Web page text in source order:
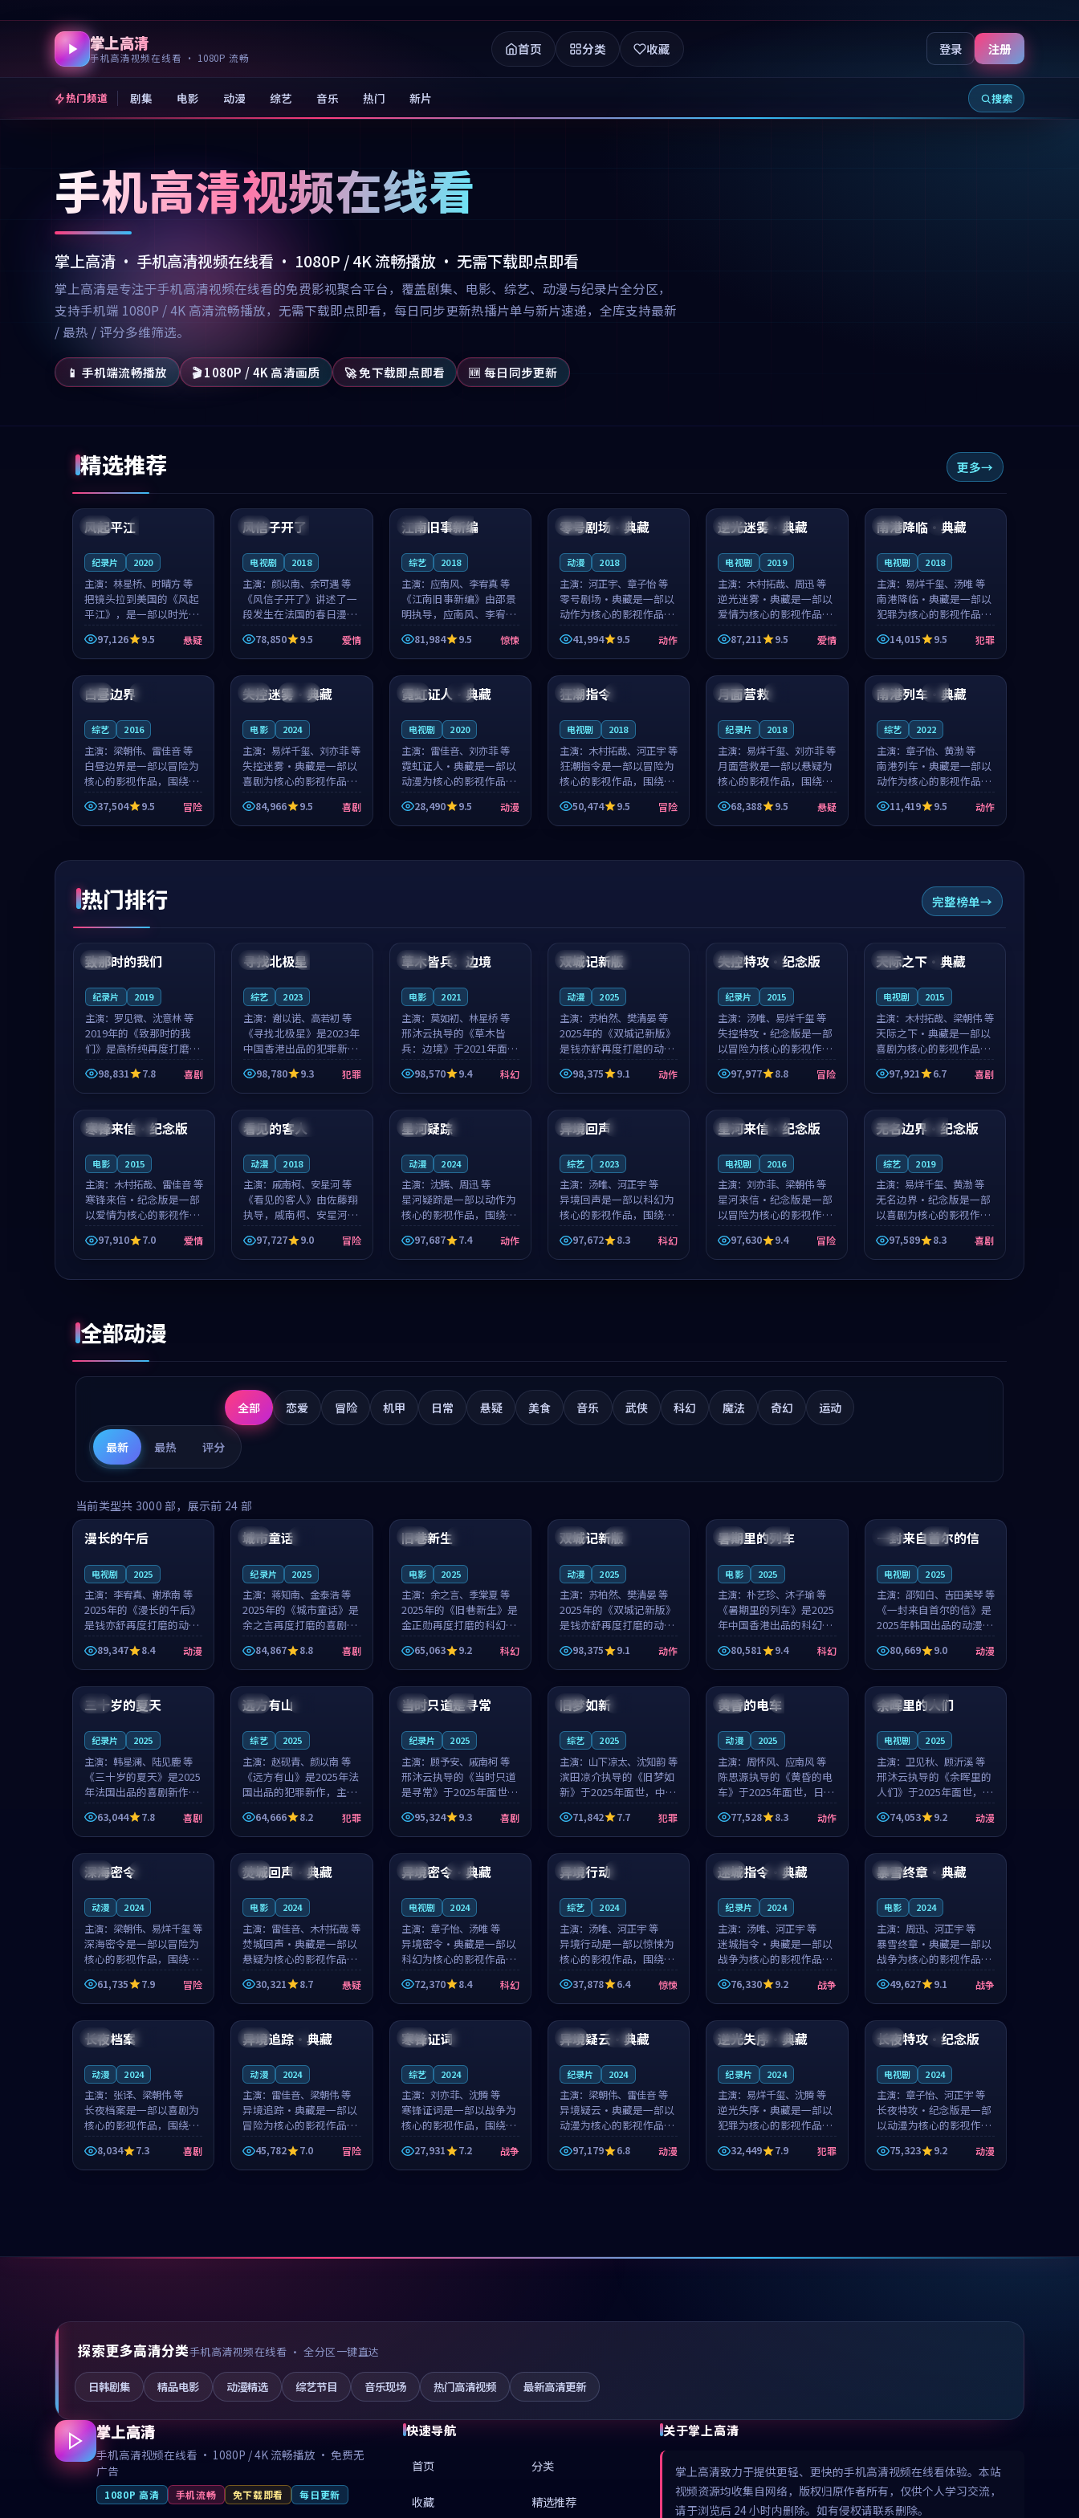
掌上高清
手机高清视频在线看 · 1080P 流畅
首页 分类 收藏 登录 注册
热门频道 剧集 电影 动漫 综艺 音乐 热门 新片 搜索
手机高清视频在线看
掌上高清 · 手机高清视频在线看 · 1080P / 4K 流畅播放 · 无需下载即点即看
掌上高清是专注于手机高清视频在线看的免费影视聚合平台，覆盖剧集、电影、综艺、动漫与纪录片全分区，
支持手机端 1080P / 4K 高清流畅播放，无需下载即点即看，每日同步更新热播片单与新片速递，全库支持最新
/ 最热 / 评分多维筛选。
📱 手机端流畅播放 🎬 1080P / 4K 高清画质 🚀 免下载即点即看 🆕 每日同步更新
精选推荐 更多
美国
99:07
风起平江
纪录片 2020
主演： 林星桥、时晴方 等
把镜头拉到美国的《风起
平江》，是一部以时光记
忆为底色的悬疑作品。林
星桥和时晴方贡献了2020
年颇受关注的合作演出，
影片在情感层次与现实质
感之间游...
97,126 9.5 悬疑
法国 4K
99:21
风信子开了
电视剧 2018
主演：颜以南、余可遇 等
《风信子开了》讲述了一
段发生在法国的春日漫步
故事。颜以南饰演的主角
与余可遇的角色因一场意
外卷入更深的纠葛，爱情
元素贯穿始终，节奏稳健
而富有张力，...
78,850 9.5 爱情
日本 院线
99:53
江南旧事新编
综艺 2018
主演： 应南风、李宥真 等
《江南旧事新编》由邵景
明执导，应南风、李宥真
领衔主演，是一部2018年
上映的日本惊悚综艺。影
片以邻里温情为切入，呈
现一段从初遇到告别都浸
着真实情...
81,984 9.5 惊悚
中国 高分
99:20
零号剧场·典藏
动漫 2018
主演： 河正宇、章子怡 等
零号剧场·典藏是一部以
动作为核心的影视作品，
围绕危机、反转与人物成
长展开，整体节奏紧凑，
值得推荐观看。
41,994 9.5 动作
中国 独播
99:59
逆光迷雾·典藏
电视剧 2019
主演： 木村拓哉、周迅 等
逆光迷雾·典藏是一部以
爱情为核心的影视作品，
围绕危机、反转与人物成
长展开，整体节奏紧凑，
值得推荐观看。
87,211 9.5 爱情
中国 4K
99:22
南港降临·典藏
电视剧 2018
主演： 易烊千玺、汤唯 等
南港降临·典藏是一部以
犯罪为核心的影视作品，
围绕危机、反转与人物成
长展开，整体节奏紧凑，
值得推荐观看。
14,015 9.5 犯罪
美国
99:55
白昼边界
综艺 2016
主演： 梁朝伟、雷佳音 等
白昼边界是一部以冒险为
核心的影视作品，围绕危
机、反转与人物成长展
开，整体节奏紧凑，值得
推荐观看。
37,504 9.5 冒险
日本 连载中
99:11
失控迷雾·典藏
电影 2024
主演：易烊千玺、刘亦菲 等
失控迷雾·典藏是一部以
喜剧为核心的影视作品，
围绕危机、反转与人物成
长展开，整体节奏紧凑，
值得推荐观看。
84,966 9.5 喜剧
泰国 热播
99:39
霓虹证人·典藏
电视剧 2020
主演： 雷佳音、刘亦菲 等
霓虹证人·典藏是一部以
动漫为核心的影视作品，
围绕危机、反转与人物成
长展开，整体节奏紧凑，
值得推荐观看。
28,490 9.5 动漫
韩国
99:29
狂潮指令
电视剧 2018
主演： 木村拓哉、河正宇 等
狂潮指令是一部以冒险为
核心的影视作品，围绕危
机、反转与人物成长展
开，整体节奏紧凑，值得
推荐观看。
50,474 9.5 冒险
英国
99:41
月面营救
纪录片 2018
主演：易烊千玺、刘亦菲 等
月面营救是一部以悬疑为
核心的影视作品，围绕危
机、反转与人物成长展
开，整体节奏紧凑，值得
推荐观看。
68,388 9.5 悬疑
法国 院线
99:24
南港列车·典藏
综艺 2022
主演： 章子怡、黄渤 等
南港列车·典藏是一部以
动作为核心的影视作品，
围绕危机、反转与人物成
长展开，整体节奏紧凑，
值得推荐观看。
11,419 9.5 动作
热门排行 完整榜单
中国 4K
99:22
致那时的我们
纪录片 2019
主演： 罗见微、沈意林 等
2019年的《致那时的我
们》是高桥纯再度打磨的
喜剧佳作。中国大陆的取
景与都市寓言的氛围相互
成就，罗见微与沈意林的
影片在悬念...
98,831 7.8 喜剧
中国 4K
99:18
寻找北极星
综艺 2023
主演： 谢以诺、高若初 等
《寻找北极星》是2023年
中国香港出品的犯罪新
作，主创团队希望用公路
冒险的故事让观众停下来
想一想。谢以诺领衔，高
柯的叙事节...
98,780 9.3 犯罪
泰国 独播
99:44
草木皆兵：边境
电影 2021
主演： 莫如初、林星桥 等
邢沐云执导的《草木皆
兵：边境》于2021年面
世，泰国的城市气质与校
园青春的人物心境共同构
筑了影片基调。莫如初、
整部科幻电影...
98,570 9.4 科幻
中国 独播
99:40
双城记新版
动漫 2025
主演： 苏柏然、樊清晏 等
2025年的《双城记新版》
是钱亦舒再度打磨的动作
佳作。中国大陆的取景与
沙漠探险的氛围相互成
就，苏柏然与樊清晏的对
片在悬念与...
98,375 9.1 动作
日本 4K
99:52
失控特攻·纪念版
纪录片 2015
主演： 汤唯、易烊千玺 等
失控特攻·纪念版是一部
以冒险为核心的影视作
品，围绕危机、反转与人
物成长展开，整体节奏紧
凑，值得推荐观看。
97,977 8.8 冒险
日本 4K
99:27
天际之下·典藏
电视剧 2015
主演： 木村拓哉、梁朝伟 等
天际之下·典藏是一部以
喜剧为核心的影视作品，
围绕危机、反转与人物成
长展开，整体节奏紧凑，
值得推荐观看。
97,921 6.7 喜剧
中国 杜比
99:27
寒锋来信·纪念版
电影 2015
主演： 木村拓哉、雷佳音 等
寒锋来信·纪念版是一部
以爱情为核心的影视作
品，围绕危机、反转与人
物成长展开，整体节奏紧
凑，值得推荐观看。
97,910 7.0 爱情
泰国 完结
99:05
看见的客人
动漫 2018
主演： 戚南柯、安星河 等
《看见的客人》由佐藤翔
执导，戚南柯、安星河领
衔主演，是一部2018年上
映的泰国冒险动漫。影片
以海岸抒情为切入，呈现
一段从初遇到告别都浸着
97,727 9.0 冒险
英国
99:45
星河疑踪
动漫 2024
主演： 沈腾、周迅 等
星河疑踪是一部以动作为
核心的影视作品，围绕危
机、反转与人物成长展
开，整体节奏紧凑，值得
推荐观看。
97,687 7.4 动作
法国
99:22
异境回声
综艺 2023
主演： 汤唯、河正宇 等
异境回声是一部以科幻为
核心的影视作品，围绕危
机、反转与人物成长展
开，整体节奏紧凑，值得
推荐观看。
97,672 8.3 科幻
日本 独播
99:12
星河来信·纪念版
电视剧 2016
主演： 刘亦菲、梁朝伟 等
星河来信·纪念版是一部
以冒险为核心的影视作
品，围绕危机、反转与人
物成长展开，整体节奏紧
凑，值得推荐观看。
97,630 9.4 冒险
中国 完结
99:02
无名边界·纪念版
综艺 2019
主演： 易烊千玺、黄渤 等
无名边界·纪念版是一部
以喜剧为核心的影视作
品，围绕危机、反转与人
物成长展开，整体节奏紧
凑，值得推荐观看。
97,589 8.3 喜剧
全部动漫
全部 恋爱 冒险 机甲 日常 悬疑 美食 音乐 武侠 科幻 魔法 奇幻 运动
最新 最热 评分
当前类型共 3000 部，展示前 24 部
中国 高分
99:16
漫长的午后
电视剧 2025
主演： 李宥真、谢承南 等
2025年的《漫长的午后》
是钱亦舒再度打磨的动漫
佳作。中国大陆的取景与
海岛日常的氛围相互成
就，李宥真与谢承南的对
手戏自然克制，让整部影
片在悬念与...
89,347 8.4 动漫
美国
城市童话
纪录片 2025
主演：蒋知南、金泰浩 等
2025年的《城市童话》是
余之言再度打磨的喜剧佳
作。美国的取景与历史战
争的氛围相互成就，蒋知
南与金泰浩的对手戏自然
克制，让整部影片在悬念
与温度之...
84,867 8.8 喜剧
英国
旧巷新生
电影 2025
主演： 余之言、季棠夏 等
2025年的《旧巷新生》是
金正勋再度打磨的科幻佳
作。英国的取景与雨夜物
语的氛围相互成就，余之
言与季棠夏的对手戏自然
克制，让整部影片在悬念
与温度之...
65,063 9.2 科幻
中国 独播
双城记新版
动漫 2025
主演： 苏柏然、樊清晏 等
2025年的《双城记新版》
是钱亦舒再度打磨的动作
佳作。中国大陆的取景与
沙漠探险的氛围相互成
就，苏柏然与樊清晏的对
手戏自然克制，让整部影
片在悬念与...
98,375 9.1 动作
中国 杜比
暑期里的列车
电影 2025
主演：朴艺珍、沐子瑜 等
《暑期里的列车》是2025
年中国香港出品的科幻新
作，主创团队希望用城市
夜归人的故事让观众停下
来想一想。朴艺珍领衔，
沐子瑜担任重要角色，郑
书延的叙...
80,581 9.4 科幻
韩国 热播
一封来自首尔的信
电视剧 2025
主演： 邵知白、吉田美琴 等
《一封来自首尔的信》是
2025年韩国出品的动漫新
作，主创团队希望用高考
往事的故事让观众停下来
想一想。邵知白领衔，吉
田美琴担任重要角色，谢
承南的叙...
80,669 9.0 动漫
法国 4K
99:12
三十岁的夏天
纪录片 2025
主演： 韩星澜、陆见鹿 等
《三十岁的夏天》是2025
年法国出品的喜剧新作，
主创团队希望用深夜电台
的故事让观众停下来想一
想。韩星澜领衔，陆见鹿
担任重要角色，山田纯一
的叙事节...
63,044 7.8 喜剧
法国
99:48
远方有山
综艺 2025
主演：赵砚青、颜以南 等
《远方有山》是2025年法
国出品的犯罪新作，主创
团队希望用高校追梦的故
事让观众停下来想一想。
赵砚青领衔，颜以南担任
重要角色，山田纯一的叙
事节奏一...
64,666 8.2 犯罪
泰国 杜比
99:32
当时只道是寻常
纪录片 2025
主演： 顾予安、戚南柯 等
邢沐云执导的《当时只道
是寻常》于2025年面世，
泰国的城市气质与母女情
深的人物心境共同构筑了
影片基调。顾予安、戚南
柯用细腻的表演撑起整部
喜剧电影...
95,324 9.3 喜剧
中国
99:08
旧梦如新
综艺 2025
主演： 山下凉太、沈知韵 等
滨田凉介执导的《旧梦如
新》于2025年面世，中国
台湾的城市气质与异国相
遇的人物心境共同构筑了
影片基调。山下凉太、沈
知韵用细腻的表演撑起整
部犯罪电...
71,842 7.7 犯罪
日本 4K
99:20
黄昏的电车
动漫 2025
主演：周怀风、应南风 等
陈思源执导的《黄昏的电
车》于2025年面世，日本
的城市气质与渔村故事的
人物心境共同构筑了影片
基调。周怀风、应南风用
细腻的表演撑起整部动作
电影，剧...
77,528 8.3 动作
泰国 完结
99:56
余晖里的人们
电视剧 2025
主演： 卫见秋、顾沂溪 等
邢沐云执导的《余晖里的
人们》于2025年面世，泰
国的城市气质与小镇生活
的人物心境共同构筑了影
片基调。卫见秋、顾沂溪
用细腻的表演撑起整部动
漫电影，...
74,053 9.2 动漫
中国
99:35
深海密令
动漫 2024
主演： 梁朝伟、易烊千玺 等
深海密令是一部以冒险为
核心的影视作品，围绕危
机、反转与人物成长展
开，整体节奏紧凑，值得
推荐观看。
61,735 7.9 冒险
法国 高分
99:45
焚城回声·典藏
电影 2024
主演： 雷佳音、木村拓哉 等
焚城回声·典藏是一部以
悬疑为核心的影视作品，
围绕危机、反转与人物成
长展开，整体节奏紧凑，
值得推荐观看。
30,321 8.7 悬疑
法国 高分
99:36
异境密令·典藏
电视剧 2024
主演： 章子怡、汤唯 等
异境密令·典藏是一部以
科幻为核心的影视作品，
围绕危机、反转与人物成
长展开，整体节奏紧凑，
值得推荐观看。
72,370 8.4 科幻
泰国
99:40
异境行动
综艺 2024
主演： 汤唯、河正宇 等
异境行动是一部以惊悚为
核心的影视作品，围绕危
机、反转与人物成长展
开，整体节奏紧凑，值得
推荐观看。
37,878 6.4 惊悚
美国 杜比
99:02
迷城指令·典藏
纪录片 2024
主演： 汤唯、河正宇 等
迷城指令·典藏是一部以
战争为核心的影视作品，
围绕危机、反转与人物成
长展开，整体节奏紧凑，
值得推荐观看。
76,330 9.2 战争
中国 4K
99:07
暴雪终章·典藏
电影 2024
主演： 周迅、河正宇 等
暴雪终章·典藏是一部以
战争为核心的影视作品，
围绕危机、反转与人物成
长展开，整体节奏紧凑，
值得推荐观看。
49,627 9.1 战争
美国
99:21
长夜档案
动漫 2024
主演： 张译、梁朝伟 等
长夜档案是一部以喜剧为
核心的影视作品，围绕危
机、反转与人物成长展
开，整体节奏紧凑，值得
推荐观看。
8,034 7.3 喜剧
泰国 4K
99:44
异境追踪·典藏
动漫 2024
主演： 雷佳音、梁朝伟 等
异境追踪·典藏是一部以
冒险为核心的影视作品，
围绕危机、反转与人物成
长展开，整体节奏紧凑，
值得推荐观看。
45,782 7.0 冒险
美国
99:12
寒锋证词
综艺 2024
主演： 刘亦菲、沈腾 等
寒锋证词是一部以战争为
核心的影视作品，围绕危
机、反转与人物成长展
开，整体节奏紧凑，值得
推荐观看。
27,931 7.2 战争
韩国 杜比
99:40
异境疑云·典藏
纪录片 2024
主演： 梁朝伟、雷佳音 等
异境疑云·典藏是一部以
动漫为核心的影视作品，
围绕危机、反转与人物成
长展开，整体节奏紧凑，
值得推荐观看。
97,179 6.8 动漫
日本 连载中
99:08
逆光失序·典藏
纪录片 2024
主演：易烊千玺、沈腾 等
逆光失序·典藏是一部以
犯罪为核心的影视作品，
围绕危机、反转与人物成
长展开，整体节奏紧凑，
值得推荐观看。
32,449 7.9 犯罪
英国 4K
90:53
长夜特攻·纪念版
电视剧 2024
主演： 章子怡、河正宇 等
长夜特攻·纪念版是一部
以动漫为核心的影视作
品，围绕危机、反转与人
物成长展开，整体节奏紧
凑，值得推荐观看。
75,323 9.2 动漫
探索更多高清分类手机高清视频在线看 · 全分区一键直达
日韩剧集 精品电影 动漫精选 综艺节目 音乐现场 热门高清视频 最新高清更新
掌上高清
手机高清视频在线看 · 1080P / 4K 流畅播放 · 免费无
广告
1080P 高清 手机流畅 免下载即看 每日更新
快速导航
首页 分类
收藏 精选推荐
关于掌上高清
掌上高清致力于提供更轻、更快的手机高清视频在线看体验。本站
视频资源均收集自网络，版权归原作者所有，仅供个人学习交流，
请于浏览后 24 小时内删除。如有侵权请联系删除。